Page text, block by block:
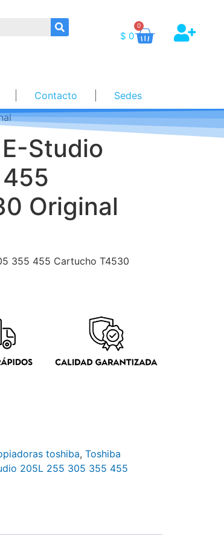
$ 0
0
Contacto
Sedes
Studio
Original
355 455 Cartucho T4530
toshiba, Toshiba
205L 255 305 355 455